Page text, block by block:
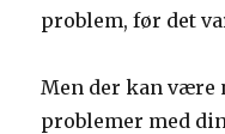
problem, før det
Men der kan være
problemer med